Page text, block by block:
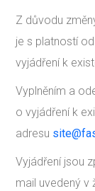
Z důvodu
je s platností
vyjádření k
Vyplněním a
o vyjádření k
adresu
Vyjádření jsou
mail uvedený v